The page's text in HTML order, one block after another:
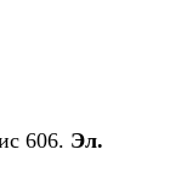
606. Эл.